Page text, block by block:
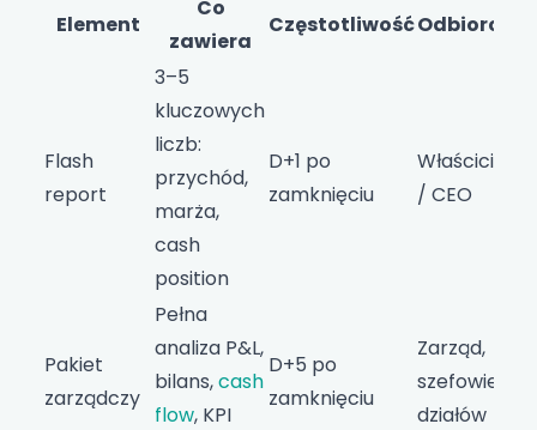
Element
Co
zawiera
CzęstotliwośćOdbiorca
Flash
report
3–5
kluczowych
liczb:
przychód,
marża,
cash
position
D+1 po
zamknięciu
Właściciel
/ CEO
Pakiet
zarządczy
Pełna
analiza P&L,
bilans,cash
flow, KPI
D+5 po
zamknięciu
Zarząd,
szefowie
działów